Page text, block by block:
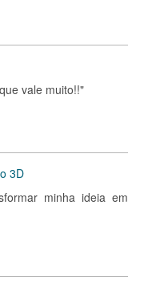
vale muito!!"
3D
minha ideia em